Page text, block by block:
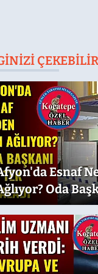
ÇEKEBILIR
Esnaf
Oda